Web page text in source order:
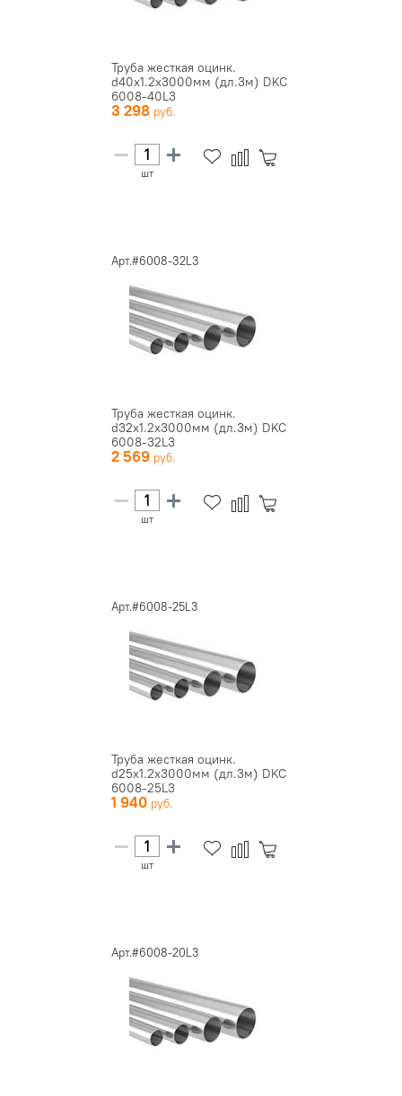
Труба жесткая оцинк.
d40х1.2х3000мм (дл.3м) DKC
6008-40L3
3 298
шт
Арт.#6008-32L3
Труба жесткая оцинк.
d32х1.2х3000мм (дл.3м) DKC
6008-32L3
2 569
шт
Арт.#6008-25L3
Труба жесткая оцинк.
d25х1.2х3000мм (дл.3м) DKC
6008-25L3
1 940
шт
Арт.#6008-20L3